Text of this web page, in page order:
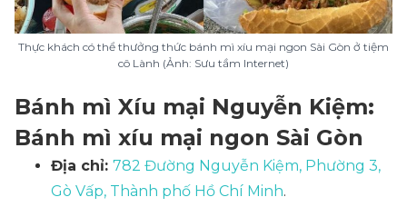
Thực khách có thể thưởng thức bánh mì xíu mại ngon Sài Gòn ở tiệm
cô Lành (Ảnh: Sưu tầm Internet)
Bánh mì Xíu mại Nguyễn Kiệm:
Bánh mì xíu mại ngon Sài Gòn
Địa chỉ: 782 Đường Nguyễn Kiệm, Phường 3,
Gò Vấp, Thành phố Hồ Chí Minh.